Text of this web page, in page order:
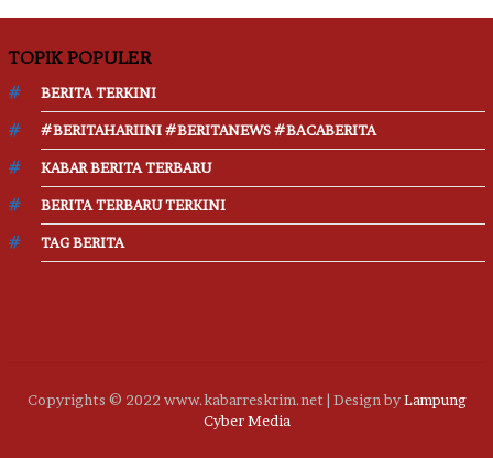
TOPIK POPULER
BERITA TERKINI
#BERITAHARIINI #BERITANEWS #BACABERITA
KABAR BERITA TERBARU
BERITA TERBARU TERKINI
TAG BERITA
Copyrights © 2022 www.kabarreskrim.net | Design byLampung
Cyber Media